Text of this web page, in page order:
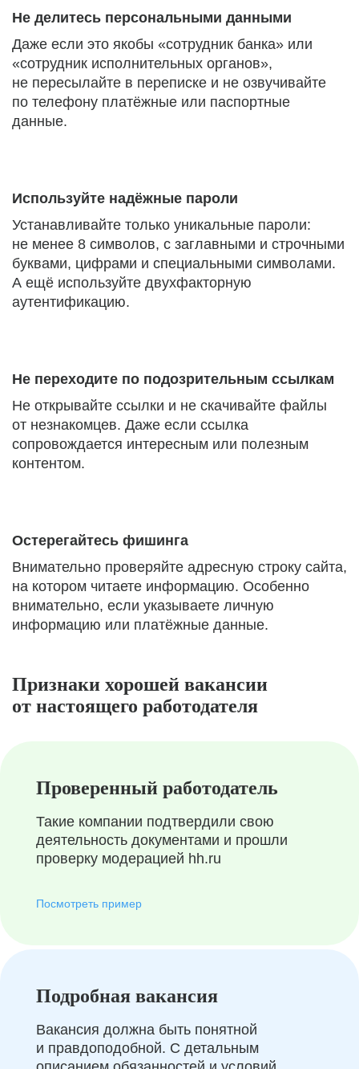
Не делитесь персональными данными
Даже если это якобы «сотрудник банка» или
«сотрудник исполнительных органов»,
не пересылайте в переписке и не озвучивайте
по телефону платёжные или паспортные
данные.
Используйте надёжные пароли
Устанавливайте только уникальные пароли:
не менее 8 символов, с заглавными и строчными
буквами, цифрами и специальными символами.
А ещё используйте двухфакторную
аутентификацию.
Не переходите по подозрительным ссылкам
Не открывайте ссылки и не скачивайте файлы
от незнакомцев. Даже если ссылка
сопровождается интересным или полезным
контентом.
Остерегайтесь фишинга
Внимательно проверяйте адресную строку сайта,
на котором читаете информацию. Особенно
внимательно, если указываете личную
информацию или платёжные данные.
Признаки хорошей вакансии
от настоящего работодателя
Проверенный работодатель
Такие компании подтвердили свою
деятельность документами и прошли
проверку модерацией hh.ru
Посмотреть пример
Подробная вакансия
Вакансия должна быть понятной
и правдоподобной. С детальным